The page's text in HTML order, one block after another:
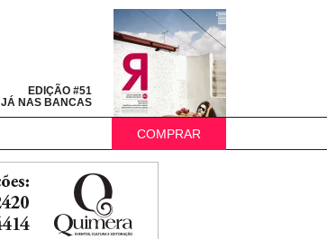
EDIÇÃO #51
JÁ NAS BANCAS
COMPRAR